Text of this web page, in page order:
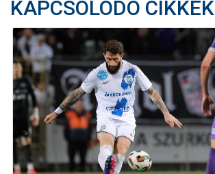
KAPCSOLÓDÓ CIKKEK